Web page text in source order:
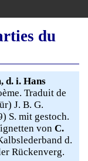
du
d. i. Hans
Traduit de
J. B. G.
S. mit gestoch.
von C.
d.
Rückenverg.